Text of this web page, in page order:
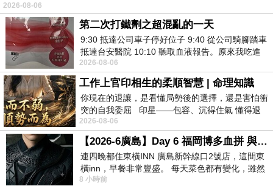
除了測試夜拍
也測試黑白
＊＊＊國立公共資訊圖書館
＊＊＊
https
2026-08-06
第二次打鐵劑之超混亂的一天
9:30 抵達公司車子停好位子 9:40 從公司騎腳踏車
抵達台安醫院 10:10 聽取血液報告。原來我吃進
去的 B12 彌可保並非沒有吸收而是超
2026-08-06
工作上官印相生的柔順智慧 | 命理知識
你現在的退讓，是看懂局勢後的選擇，還是害怕衝
突的自我委屈 印星——包容、沉得住氣 懂得退
一步觀察，不會
2026-08-06
【2026-6廣島】Day 6 福岡博多血拼 與機場接送少年司機深夜對談
連四晚都住東橫INN 廣島新幹線口2號店，這間東
橫inn，早餐非常豐盛。 每天菜色都有變化，雖然
看到工作人員拿出料理包加熱，但
8 小時前